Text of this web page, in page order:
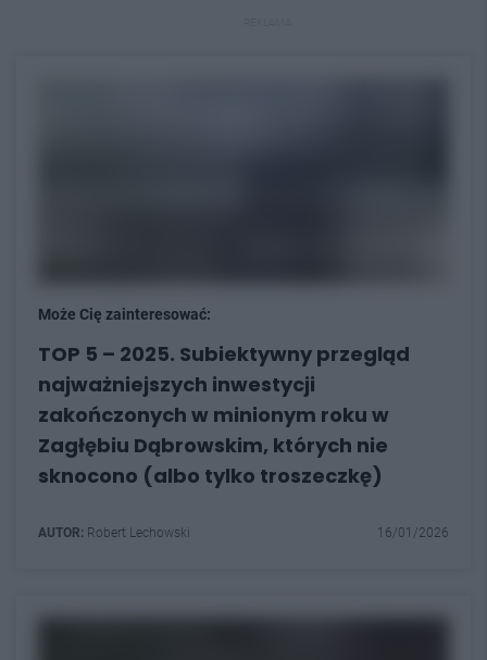
Może Cię zainteresować:
TOP 5 – 2025. Subiektywny przegląd
najważniejszych inwestycji
zakończonych w minionym roku w
Zagłębiu Dąbrowskim, których nie
sknocono (albo tylko troszeczkę)
AUTOR: Robert Lechowski 16/01/2026